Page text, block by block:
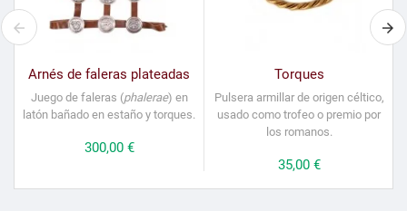
Arnés de faleras plateadas
Juego de faleras (phalerae) en
latón bañado en estaño y torques.
Precio
300,00 €
Torques
Pulsera armillar de origen céltico,
usado como trofeo o premio por
los romanos.
Precio
35,00 €